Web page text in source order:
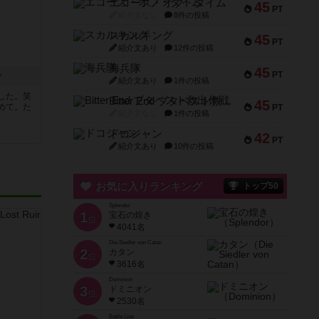
た。笑
て。た
45 PT
エコーズ・オブ・タイム
8件の投稿
45 PT
スカルキング
紹介文あり 12件の投稿
45 PT
海兵隊
紹介文あり 1件の投稿
45 PT
Bitter End ブタペスト救出作戦
1件の投稿
42 PT
ドコジャン
紹介文あり 10件の投稿
お気に入りランキング トップ50
1 位
宝石の煌き
4041名
2 位
Die Siedler von Catan
カタン
3616名
3 位
ドミニオン
2530名
Battle Line